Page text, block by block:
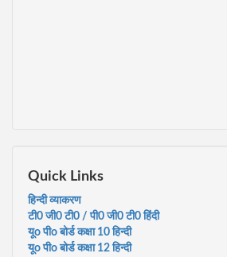
Quick Links
हिन्दी व्याकरण
टी0 जी0 टी0 / पी0 जी0 टी0 हिंदी
यूo पीo बोर्ड कक्षा 10 हिन्दी
यूo पीo बोर्ड कक्षा 12 हिन्दी